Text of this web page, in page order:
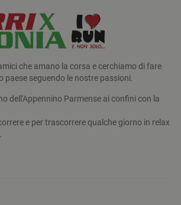
che amano la corsa e cerchiamo di fare
paese seguendo le nostre passioni.
dell'Appennino Parmense ai confini con la
e per trascorrere qualche giorno in relax